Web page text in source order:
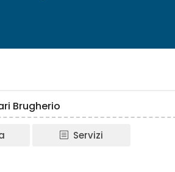
Brugherio
Servizi